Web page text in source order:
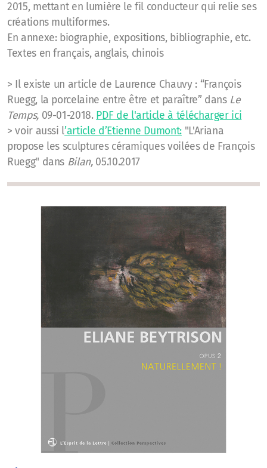
2015, mettant en lumière le fil conducteur qui relie ses
créations multiformes.
En annexe: biographie, expositions, bibliographie, etc.
Textes en français, anglais, chinois
> Il existe un article de Laurence Chauvy : “François
Ruegg, la porcelaine entre être et paraître” dans Le
Temps,09-01-2018. PDF de l'article à télécharger ici
> voir aussi l’article d’Etienne Dumont:"L'Ariana
propose les sculptures céramiques voilées de François
Ruegg" dans Bilan,05.10.2017